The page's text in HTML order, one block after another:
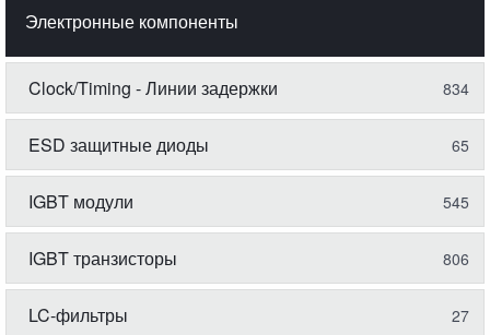
Электронные компоненты
Clock/Timing - Линии задержки 834
ESD защитные диоды 65
IGBT модули 545
IGBT транзисторы 806
LC-фильтры 27